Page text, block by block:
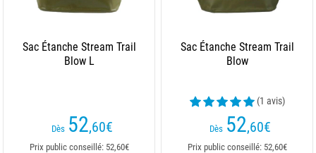
Sac Étanche Stream Trail
Blow L
Dès 52,60€
Prix public conseillé: 52,60€
Sac Étanche Stream Trail
Blow
(1 avis)
Dès 52,60€
Prix public conseillé: 52,60€